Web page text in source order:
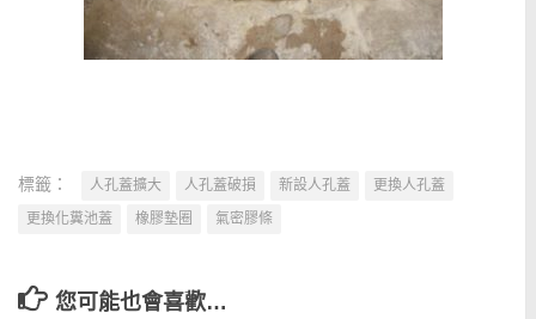
標籤： 人孔蓋擴大 人孔蓋破損 新設人孔蓋
更換人孔蓋
更換化糞池蓋
橡膠墊圈 氣密膠條
您可能也會喜歡…